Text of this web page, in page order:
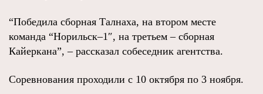
“Победила сборная Талнаха, на втором месте
команда “Норильск–1″, на третьем – сборная
Кайеркана”, – рассказал собеседник агентства.
Соревнования проходили с 10 октября по 3 ноября.